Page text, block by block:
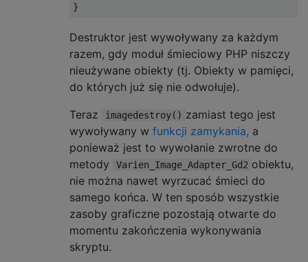
}
Destruktor jest wywoływany za każdym
razem, gdy moduł śmieciowy PHP niszczy
nieużywane obiekty (tj. Obiekty w pamięci,
do których już się nie odwołuje).
Teraz
imagedestroy() zamiast tego jest
wywoływany w funkcji zamykania, a
ponieważ jest to wywołanie zwrotne do
metody
Varien_Image_Adapter_Gd2 obiektu,
nie można nawet wyrzucać śmieci do
samego końca. W ten sposób wszystkie
zasoby graficzne pozostają otwarte do
momentu zakończenia wykonywania
skryptu.